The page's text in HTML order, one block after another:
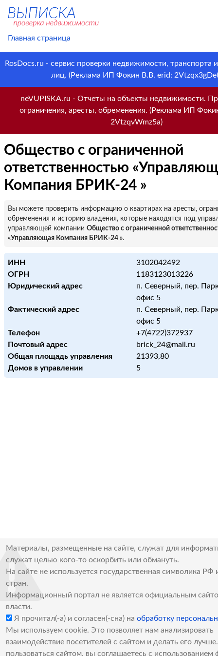
Главная страница
RosDocs.ru - сервис проверки недвижимости, транспорта
лиц. (Реклама ИП Фокин В.В. erid:
neVUPISKA.ru - Отчеты на объекты недвижимости.
ограничения, аресты, обременения. (Реклама ИП
2VtzqvWmz5a)
Общество с ограниченной
ответственностью
Компания БРИК-24 »
Вы можете проверить информацию о квартирах на аресты,
обременения и историю владения, которые находятся под
управляющей компании Общество с ограниченной
«Управляющая Компания БРИК-24 ».
ИНН
3102042492
ОГРН
1183123013226
Юридический адрес
п. Северный, пер.
офис 5
Фактический адрес
п. Северный, пер.
офис 5
Телефон
+7(4722)372937
Почтовый адрес
brick_24@mail.ru
Общая площадь управления
21393,80
Домов в управлении
5
Материалы, размещенные на сайте, служат для
служат целью кого-то оскорбить или обмануть.
На сайте не используется государственная символика РФ
стран.
Информационный портал не является официальным
власти.
Я прочитал(-а) и согласен(-сна) на обработку
Мы используем cookie. Это позволяет нам анализировать
взаимодействие посетителей с сайтом и делать его
пользоваться сайтом, вы соглашаетесь с использованием